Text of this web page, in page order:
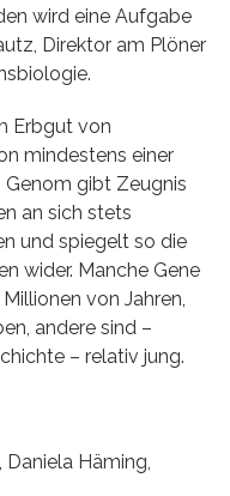
wird eine Aufgabe
Direktor am Plöner
Erbgut von
mindestens einer
Genom gibt Zeugnis
an sich stets
und spiegelt so die
wider. Manche Gene
von Jahren,
andere sind –
– relativ jung.
Häming,